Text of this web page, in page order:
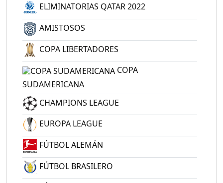
ELIMINATORIAS QATAR 2022
AMISTOSOS
COPA LIBERTADORES
COPA
SUDAMERICANA
CHAMPIONS LEAGUE
EUROPA LEAGUE
FÚTBOL ALEMÁN
FÚTBOL BRASILERO